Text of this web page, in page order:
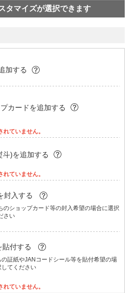
タマイズが選択できます
加する
カードを追加する
れていません。
斗)を追加する
れていません。
封入する
のショップカード等の封入希望の場合に選択
さい
貼付する
証紙やJANコードシール等を貼付希望の場
てください
れていません。